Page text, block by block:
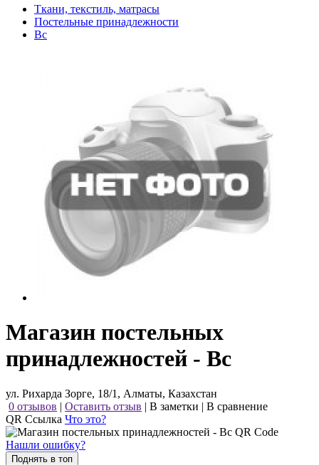
Ткани, текстиль, матрасы
Постельные принадлежности
Bc
Магазин постельных
принадлежностей - Bc
ул. Рихарда Зорге, 18/1, Алматы, Казахстан
0 отзывов | Оставить отзыв | В заметки | В сравнение
QR Ссылка Что это?
Нашли ошибку?
Поднять в топ